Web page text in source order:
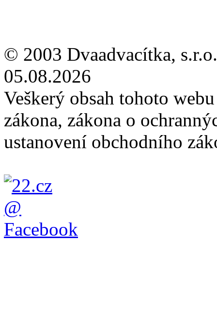
© 2003 Dvaadvacítka,
05.08.2026
Veškerý obsah tohoto
zákona, zákona o
ustanovení obchodního